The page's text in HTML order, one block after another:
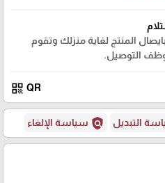
المنتج لغاية منزلك وتقوم
التوصيل.
QR
qr_code
التبديل policy سياسة الإلغاء